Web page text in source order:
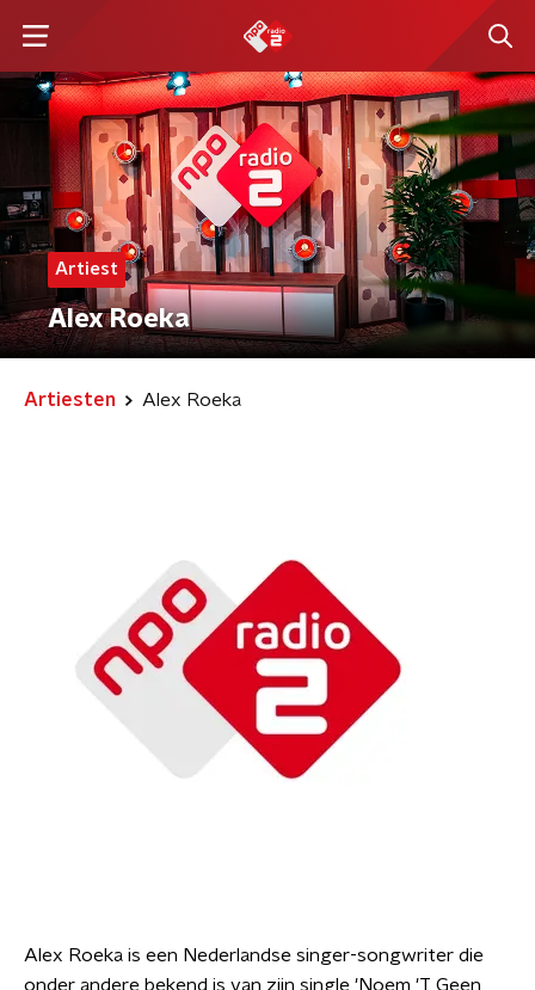
Artiest
Alex Roeka
Artiesten Alex Roeka
Alex Roeka is een Nederlandse singer-songwriter die
onder andere bekend is van zijn single 'Noem 'T Geen